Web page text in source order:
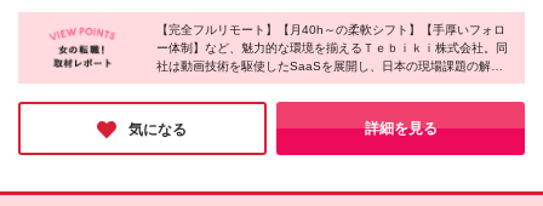
自分の努力が評価につながると嬉しい方 ・自発的に
仕事の改善点を見つけられる方
円×5時間×20日の場合
で各地にメンバーがいます◎ ┗海外事業も強化中の
ため、時差を気にせずご応募ください♪ ★転勤なし ≪
本社≫ 東京都新宿区西新宿7丁目5-25 西新宿プライム
スクエア8F （フルリモートのため、通勤不要で
す。） (変更の範囲)上記を除く当社関連勤務地
【完全フルリモート】【月40h～の柔軟シフト】【手厚いフォロ
ー体制】など、魅力的な環境を揃えるＴｅｂｉｋｉ株式会社。同
社は動画技術を駆使したSaaSを展開し、日本の現場課題の解決
に貢献する成長企業です。時間や場所の制約があっても、これま
で培ってきた「営業スキル」を存分に活かし、成果に応じてしっ
かりと稼げる環境が整っています。ぜひ今回を機に、新しい働き
方にチャレンジしてみてください♪
気になる 詳細を見る